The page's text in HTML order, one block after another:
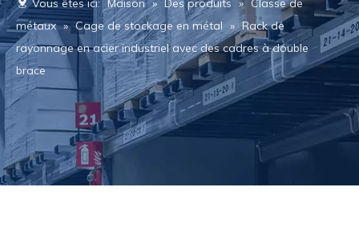
Vous êtes ici: Maison » Des produits » Classe de
métaux » Cage de stockage en métal » Rack de
rayonnage en acier industriel avec des cadres à double
brace